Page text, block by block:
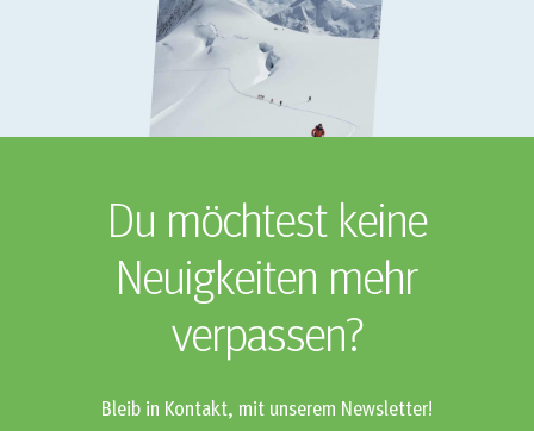
Du möchtest keine
Neuigkeiten mehr
verpassen?
Bleib in Kontakt, mit unserem Newsletter!